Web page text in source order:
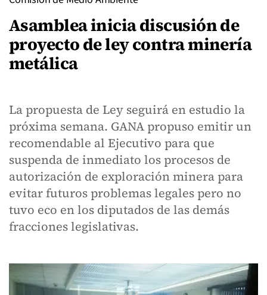
Asamblea inicia discusión de
proyecto de ley contra minería
metálica
La propuesta de Ley seguirá en estudio la
próxima semana. GANA propuso emitir un
recomendable al Ejecutivo para que
suspenda de inmediato los procesos de
autorización de exploración minera para
evitar futuros problemas legales pero no
tuvo eco en los diputados de las demás
fracciones legislativas.